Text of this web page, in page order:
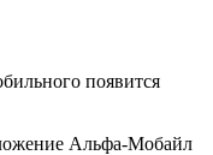
появится
Альфа-Мобайл